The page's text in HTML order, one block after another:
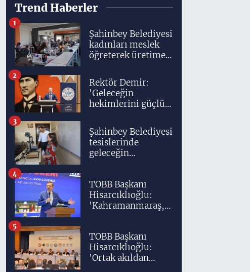
Trend Haberler
Şahinbey Belediyesi
kadınları meslek
öğreterek üretime
1
Rektör Demir:
'Geleceğin
hekimlerini güçlü
klinik altyapıyla
yetiştiriyoruz'
2
Şahinbey Belediyesi
tesislerinde
geleceğin
yetişiyor
3
TOBB Başkanı
Hisarcıklıoğlu:
'Kahramanmaraş,
ekonomisinin
lokomotif
şehirlerinden
4
TOBB Başkanı
Hisarcıklıoğlu:
'Ortak akıldan
5